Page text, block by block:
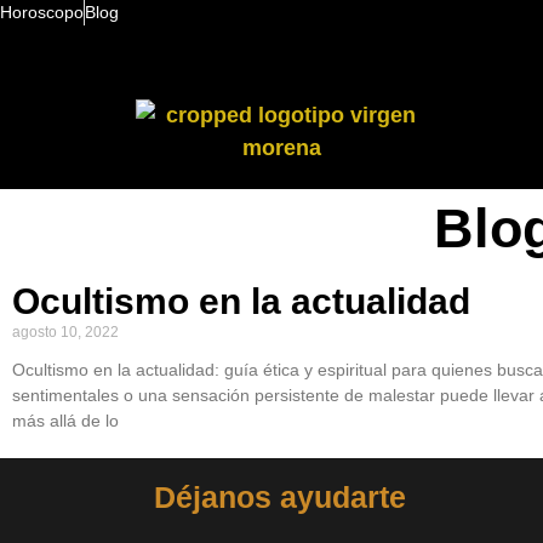
HoroscopoBlog
Ocultismo en la actualidad
agosto 10, 2022
Ocultismo en la actualidad: guía ética y espiritual para quienes
sentimentales o una sensación persistente de malestar puede
más allá de lo
Déjanos ayudarte